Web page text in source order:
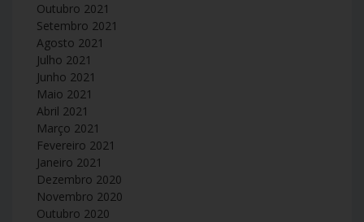
Outubro 2021
Setembro 2021
Agosto 2021
Julho 2021
Junho 2021
Maio 2021
Abril 2021
Março 2021
Fevereiro 2021
Janeiro 2021
Dezembro 2020
Novembro 2020
Outubro 2020